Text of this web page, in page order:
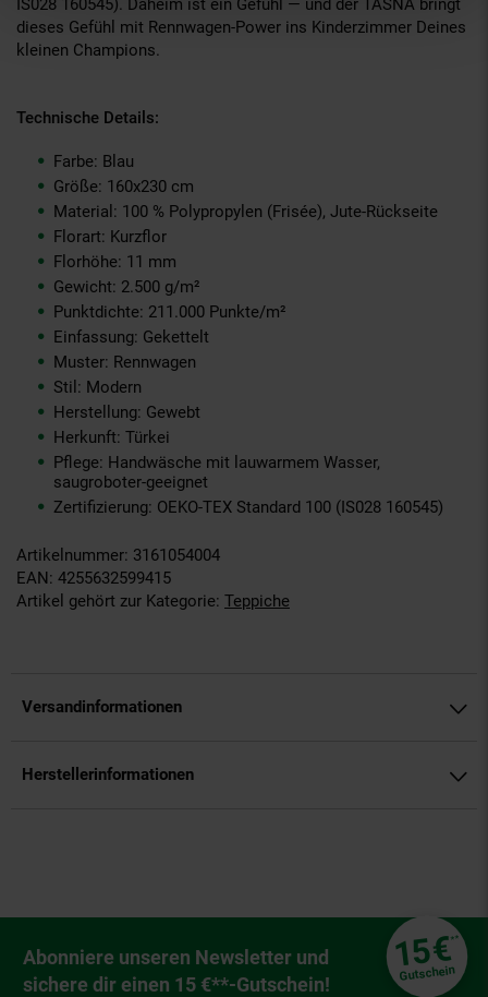
IS028 160545). Daheim ist ein Gefühl — und der TASNA bringt
dieses Gefühl mit Rennwagen-Power ins Kinderzimmer Deines
kleinen Champions.
Technische Details:
Farbe: Blau
Größe: 160x230 cm
Material: 100 % Polypropylen (Frisée), Jute-Rückseite
Florart: Kurzflor
Florhöhe: 11 mm
Gewicht: 2.500 g/m²
Punktdichte: 211.000 Punkte/m²
Einfassung: Gekettelt
Muster: Rennwagen
Stil: Modern
Herstellung: Gewebt
Herkunft: Türkei
Pflege: Handwäsche mit lauwarmem Wasser,
saugroboter-geeignet
Zertifizierung: OEKO-TEX Standard 100 (IS028 160545)
Artikelnummer: 3161054004
EAN: 4255632599415
Artikel gehört zur Kategorie: Teppiche
Versandinformationen
Herstellerinformationen
Newsletter Anmeldung
Abonniere unseren Newsletter und
sichere dir einen 15 €**-Gutschein!
15€**
Gutschein